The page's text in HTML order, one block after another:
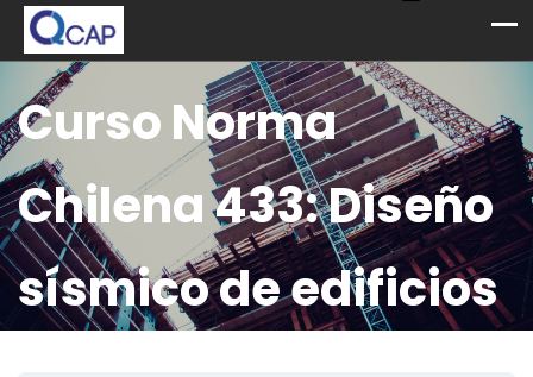
Curso Norma
Chilena 433: Diseño
sísmico de edificios